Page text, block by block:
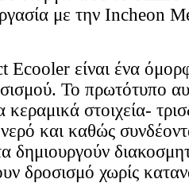
με την Incheon
είναι ένα
Το πρωτότυπο
κεραμικά στοιχεία-
και καθώς
δημιουργούν
δροσισμό χωρίς